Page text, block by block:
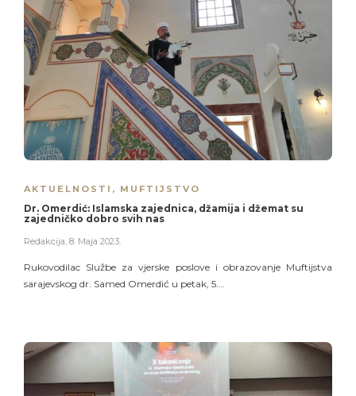
AKTUELNOSTI , MUFTIJSTVO
Dr. Omerdić: Islamska zajednica, džamija i džemat su
zajedničko dobro svih nas
Redakcija, 8. Maja 2023.
Rukovodilac Službe za vjerske poslove i obrazovanje Muftijstva
sarajevskog dr. Samed Omerdić u petak, 5….